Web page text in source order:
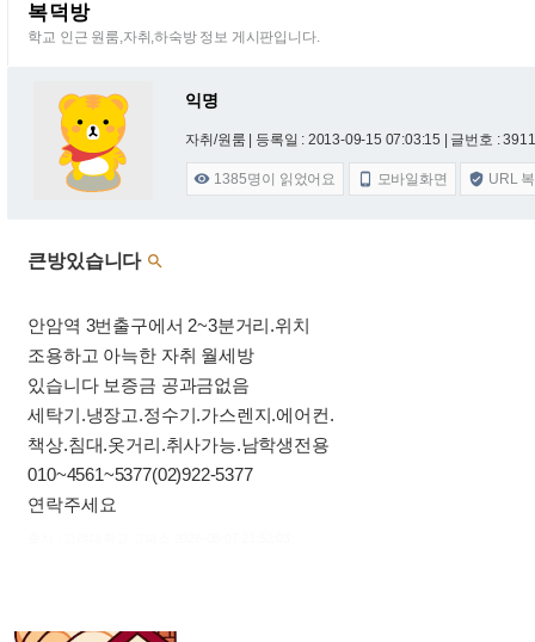
복덕방
학교 인근 원룸,자취,하숙방 정보 게시판입니다.
익명
자취/원룸 | 등록일 : 2013-09-15 07:03:15 | 글번호 :
 1385명이 읽었어요  모바일화면  URL
큰방있습니다 
안암역 3번출구에서 2~3분거리.위치
조용하고 아늑한 자취 월세방
있습니다 보증금 공과금없음
세탁기.냉장고.정수기.가스렌지.에어컨.
책상.침대.옷거리.취사가능.남학생전용
010~4561~5377(02)922-5377
연락주세요